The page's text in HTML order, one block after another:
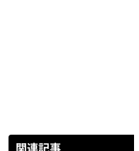
関連記事